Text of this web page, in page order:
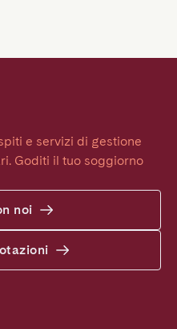
e servizi di gestione
Goditi il tuo soggiorno
noi